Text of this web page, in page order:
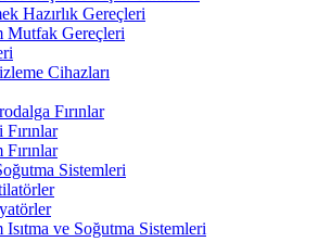
Hazırlık Gereçleri
Mutfak Gereçleri
Cihazları
Fırınlar
Fırınlar
Sistemleri
Isıtma ve Soğutma Sistemleri